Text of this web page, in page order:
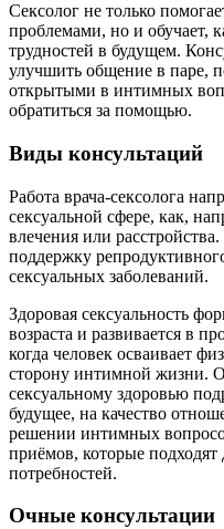
Сексолог не только
проблемами, но и обучает,
трудностей в будущем.
улучшить общение в паре,
открытыми в интимных
обратиться за помощью.
Виды консультаций
Работа врача-сексолога
сексуальной сфере, как,
влечения или
поддержку
сексуальных заболеваний.
Здоровая сексуальность
возраста и развивается в
когда человек осваивает
сторону интимной жизни.
сексуальному здоровью
будущее, на качество
решении интимных
приёмов, которые
потребностей.
Очные консультации